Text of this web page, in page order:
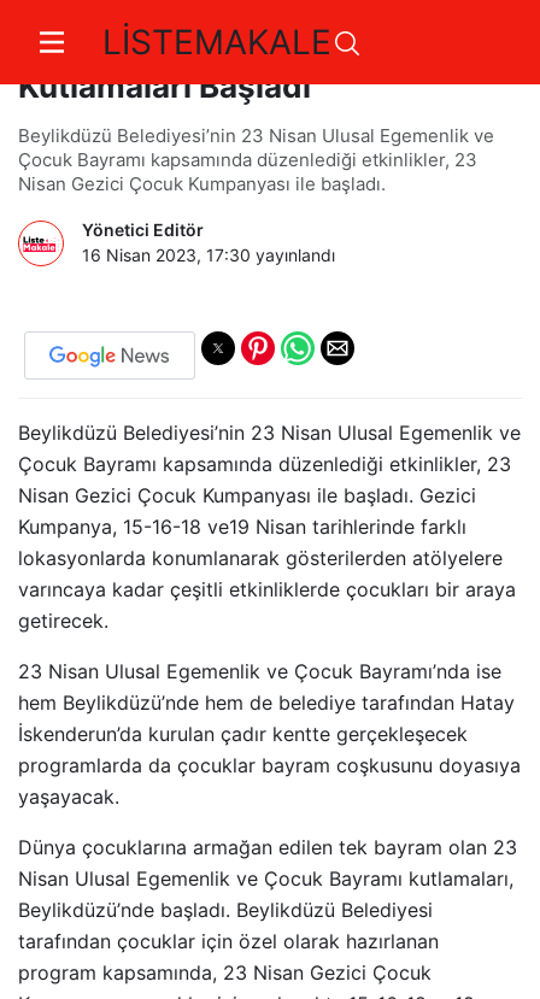
LİSTEMAKALE
Beylikdüzü'nde 23 Nisan
Kutlamaları Başladı
Beylikdüzü Belediyesi’nin 23 Nisan Ulusal Egemenlik ve
Çocuk Bayramı kapsamında düzenlediği etkinlikler, 23
Nisan Gezici Çocuk Kumpanyası ile başladı.
Yönetici Editör
16 Nisan 2023, 17:30 yayınlandı
Beylikdüzü Belediyesi’nin 23 Nisan Ulusal Egemenlik ve
Çocuk Bayramı kapsamında düzenlediği etkinlikler, 23
Nisan Gezici Çocuk Kumpanyası ile başladı. Gezici
Kumpanya, 15-16-18 ve19 Nisan tarihlerinde farklı
lokasyonlarda konumlanarak gösterilerden atölyelere
varıncaya kadar çeşitli etkinliklerde çocukları bir araya
getirecek.
23 Nisan Ulusal Egemenlik ve Çocuk Bayramı’nda ise
hem Beylikdüzü’nde hem de belediye tarafından Hatay
İskenderun’da kurulan çadır kentte gerçekleşecek
programlarda da çocuklar bayram coşkusunu doyasıya
yaşayacak.
Dünya çocuklarına armağan edilen tek bayram olan 23
Nisan Ulusal Egemenlik ve Çocuk Bayramı kutlamaları,
Beylikdüzü’nde başladı. Beylikdüzü Belediyesi
tarafından çocuklar için özel olarak hazırlanan
program kapsamında, 23 Nisan Gezici Çocuk